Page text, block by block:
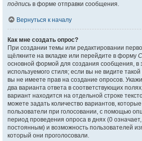
подпись в форме отправки сообщения.
Вернуться к началу
Как мне создать опрос?
При создании темы или редактировании
щёлкните на вкладке или перейдите в форму
основной формой для создания сообщения, в
используемого стиля; если вы не видите
вы не имеете прав на создание опросов.
два варианта ответа в соответствующих
вариант находится на отдельной строке
можете задать количество вариантов,
пользователи при голосовании, с помощью
период проведения опроса в днях (0
постоянным) и возможность пользователей
который они проголосовали.